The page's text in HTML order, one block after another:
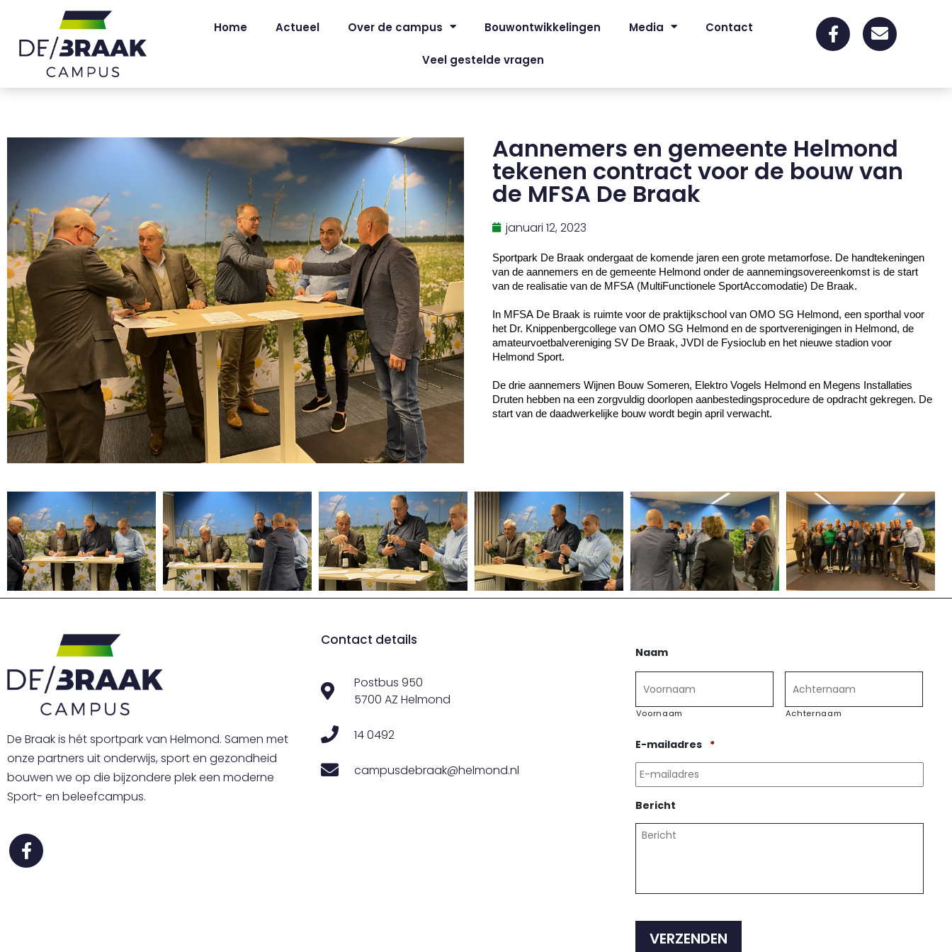
Home Actueel Over de campus Bouwontwikkelingen Media Contact
Veel gestelde vragen
Aannemers en gemeente Helmond
tekenen contract voor de bouw van
de MFSA De Braak
januari 12, 2023
Sportpark De Braak ondergaat de komende jaren een grote metamorfose. De handtekeningen
van de aannemers en de gemeente Helmond onder de aannemingsovereenkomst is de start
van de realisatie van de MFSA (MultiFunctionele SportAccomodatie) De Braak.
In MFSA De Braak is ruimte voor de praktijkschool van OMO SG Helmond, een sporthal voor
het Dr. Knippenbergcollege van OMO SG Helmond en de sportverenigingen in Helmond, de
amateurvoetbalvereniging SV De Braak, JVDI de Fysioclub en het nieuwe stadion voor
Helmond Sport.
De drie aannemers Wijnen Bouw Someren, Elektro Vogels Helmond en Megens Installaties
Druten hebben na een zorgvuldig doorlopen aanbestedingsprocedure de opdracht gekregen. De
start van de daadwerkelijke bouw wordt begin april verwacht.
De Braak is hét sportpark van Helmond. Samen met
onze partners uit onderwijs, sport en gezondheid
bouwen we op die bijzondere plek een moderne
Sport- en beleefcampus.
Contact details
Postbus 950
5700 AZ Helmond
14 0492
campusdebraak@helmond.nl
Naam
Voornaam Achternaam
E-mailadres *Vereist
Bericht